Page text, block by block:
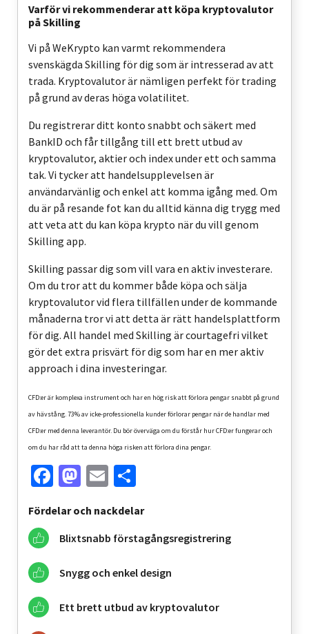
Varför vi rekommenderar att köpa kryptovalutor
på Skilling
Vi på WeKrypto kan varmt rekommendera
svenskägda Skilling för dig som är intresserad av att
trada. Kryptovalutor är nämligen perfekt för trading
på grund av deras höga volatilitet.
Du registrerar ditt konto snabbt och säkert med
BankID och får tillgång till ett brett utbud av
kryptovalutor, aktier och index under ett och samma
tak. Vi tycker att handelsupplevelsen är
användarvänlig och enkel att komma igång med. Om
du är på resande fot kan du alltid känna dig trygg med
att veta att du kan köpa krypto när du vill genom
Skilling app.
Skilling passar dig som vill vara en aktiv investerare.
Om du tror att du kommer både köpa och sälja
kryptovalutor vid flera tillfällen under de kommande
månaderna tror vi att detta är rätt handelsplattform
för dig. All handel med Skilling är courtagefri vilket
gör det extra prisvärt för dig som har en mer aktiv
approach i dina investeringar.
CFD:er är komplexa instrument och har en hög risk att förlora pengar snabbt på grund
av hävstång. 73% av icke-professionella kunder förlorar pengar när de handlar med
CFD:er med denna leverantör. Du bör överväga om du förstår hur CFD:er fungerar och
om du har råd att ta denna höga risken att förlora dina pengar.
Facebook
Mastodon
Email
Fördelar och nackdelar
Blixtsnabb förstagångsregistrering
Snygg och enkel design
Ett brett utbud av kryptovalutor